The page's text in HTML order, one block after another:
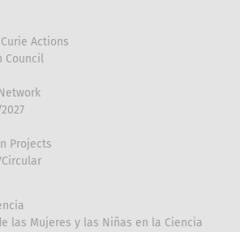
Actions
Council
Projects
las Mujeres y las Niñas en la Ciencia